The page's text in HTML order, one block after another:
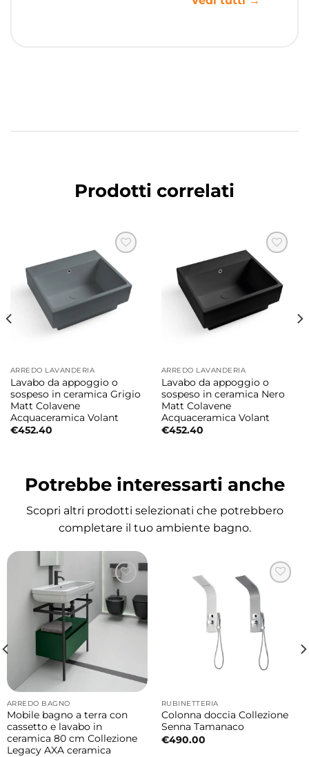
Prodotti correlati
ARREDO LAVANDERIA
Lavabo da appoggio o
sospeso in ceramica Grigio
Matt Colavene
Acquaceramica Volant
€452.40
ARREDO LAVANDERIA
Lavabo da appoggio o
sospeso in ceramica Nero
Matt Colavene
Acquaceramica Volant
€452.40
Potrebbe interessarti anche
Scopri altri prodotti selezionati che potrebbero
completare il tuo ambiente bagno.
ARREDO BAGNO
Mobile bagno a terra con
cassetto e lavabo in
ceramica 80 cm Collezione
Legacy AXA ceramica
RUBINETTERIA
Colonna doccia Collezione
Senna Tamanaco
€490.00